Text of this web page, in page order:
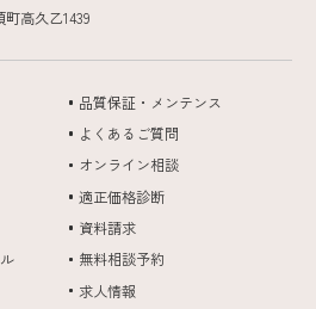
高久乙1439
品質保証・メンテンス
よくあるご質問
オンライン相談
適正価格診断
資料請求
無料相談予約
求人情報